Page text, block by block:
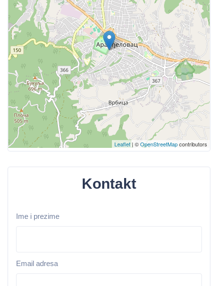
Leaflet| ©OpenStreetMapcontributors
Kontakt
Ime i prezime
Email adresa